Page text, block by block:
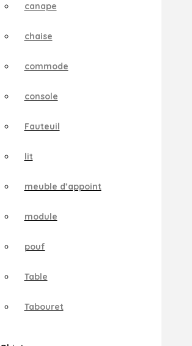
canape
chaise
commode
console
Fauteuil
lit
meuble d’appoint
module
pouf
Table
Tabouret